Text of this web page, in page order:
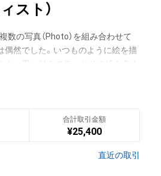
スト）
数の写真（Photo）を組み合わせて
偶然でした。いつものように絵を描
と。思い付きで作ったその絵を色ん
私はフォトバッシュで作ったアー
ト」と名乗っています。
翻訳（AI）を表示
合計取引金額
¥25,400
直近の取引